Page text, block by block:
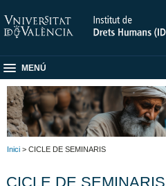
MENÚ
Inici > CICLE DE SEMINARIS
CICLE DE SEMINARIS